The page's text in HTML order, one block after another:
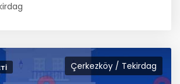
Çerkezköy / Tekirdag